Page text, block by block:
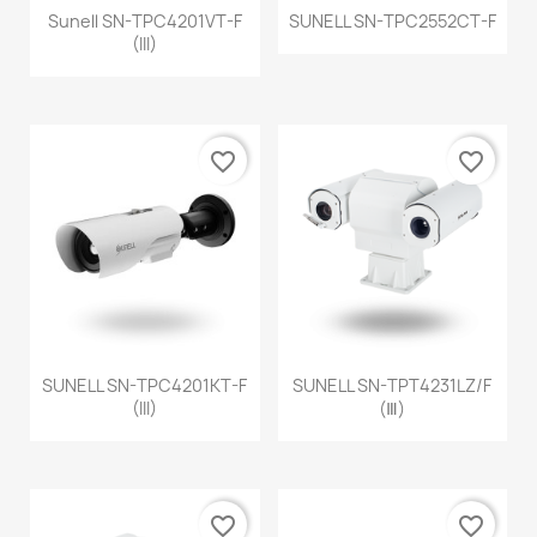
Sunell SN-TPC4201VT-F
(III)
SUNELL SN-TPC2552CT-F
SUNELL SN-TPC4201KT-F
(III)
favorite_border
SUNELL SN-TPT4231LZ/F
(Ⅲ)
favorite_border
favorite_border favorite_border